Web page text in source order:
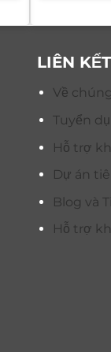
LIÊN
Về
Tuyển
Hỗ trợ
Dự án
Blog và
Hỗ trợ